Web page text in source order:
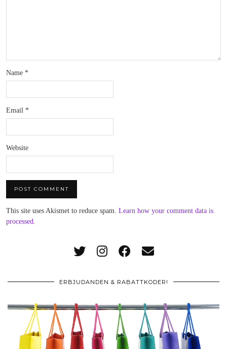
Name *
Email *
Website
This site uses Akismet to reduce spam. Learn how your comment data is
processed.
ERBJUDANDEN & RABATTKODER!